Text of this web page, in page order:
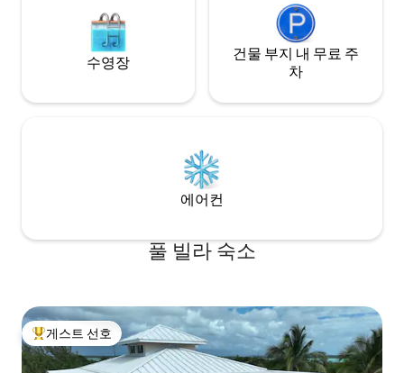
수영장
건물 부지 내 무료 주
차
에어컨
풀 빌라 숙소
상위 게스트 선호
게스트 선호